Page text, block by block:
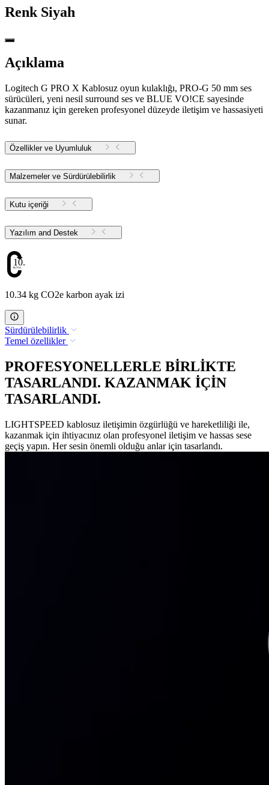
Renk Siyah
Açıklama
Logitech G PRO X Kablosuz oyun kulaklığı, PRO-G 50 mm ses
sürücüleri, yeni nesil surround ses ve BLUE VO!CE sayesinde
kazanmanız için gereken profesyonel düzeyde iletişim ve hassasiyeti
sunar.
Özellikler ve Uyumluluk
Malzemeler ve Sürdürülebilirlik
Kutu içeriği
Yazılım and Destek
10.34
10.34 kg CO2e karbon ayak izi
Sürdürülebilirlik
Temel özellikler
PROFESYONELLERLE BİRLİKTE
TASARLANDI. KAZANMAK İÇİN
TASARLANDI.
LIGHTSPEED kablosuz iletişimin özgürlüğü ve hareketliliği ile,
kazanmak için ihtiyacınız olan profesyonel iletişim ve hassas sese
geçiş yapın. Her sesin önemli olduğu anlar için tasarlandı.